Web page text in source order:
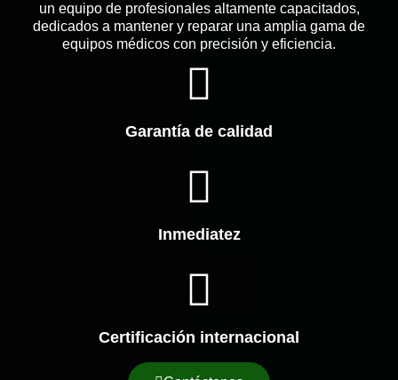
un equipo de profesionales altamente capacitados,
dedicados a mantener y reparar una amplia gama de
equipos médicos con precisión y eficiencia.
Garantía de calidad
Inmediatez
Certificación internacional